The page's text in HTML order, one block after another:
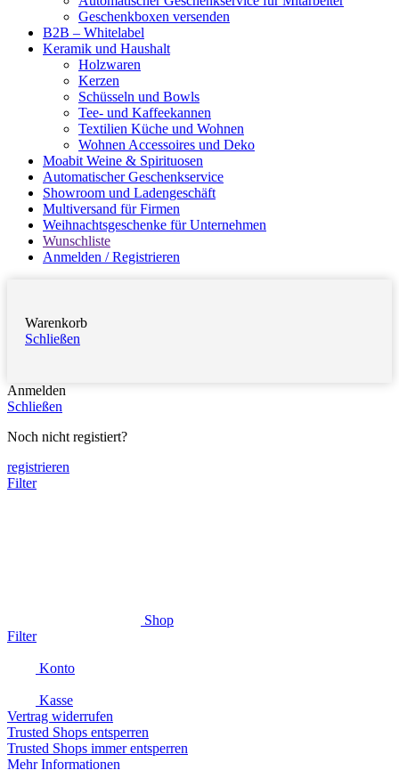
Geschenkboxen versenden
B2B – Whitelabel
Keramik und Haushalt
Holzwaren
Kerzen
Schüsseln und Bowls
Tee- und Kaffeekannen
Textilien Küche und Wohnen
Wohnen Accessoires und Deko
Moabit Weine & Spirituosen
Automatischer Geschenkservice
Showroom und Ladengeschäft
Multiversand für Firmen
Weihnachtsgeschenke für Unternehmen
Wunschliste
Anmelden / Registrieren
Warenkorb
Schließen
Anmelden
Schließen
Noch nicht registiert?
registrieren
Filter
Shop
Filter
Konto
Kasse
Vertrag widerrufen
Trusted Shops entsperren
Trusted Shops immer entsperren
Mehr Informationen